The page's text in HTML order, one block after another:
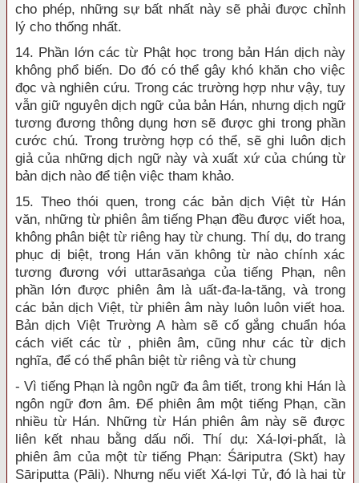
cho phép, những sự bất nhất này sẽ phải được chỉnh
lý cho thống nhất.
14. Phần lớn các từ Phật học trong bản Hán dịch này
không phổ biến. Do đó có thể gây khó khăn cho việc
đọc và nghiên cứu. Trong các trường hợp như vậy, tuy
vẫn giữ nguyên dịch ngữ của bản Hán, nhưng dịch ngữ
tương đương thông dụng hơn sẽ được ghi trong phần
cước chú. Trong trường hợp có thể, sẽ ghi luôn dịch
giả của những dịch ngữ này và xuất xứ của chúng từ
bản dịch nào để tiện việc tham khảo.
15. Theo thói quen, trong các bản dịch Việt từ Hán
văn, những từ phiên âm tiếng Phạn đều được viết hoa,
không phân biệt từ riêng hay từ chung. Thí dụ, do trang
phục dị biệt, trong Hán văn không từ nào chính xác
tương đương với uttarāsaṅga của tiếng Phạn, nên
phần lớn được phiên âm là uất-đa-la-tăng, và trong
các bản dịch Việt, từ phiên âm này luôn luôn viết hoa.
Bản dịch Việt Trường A hàm sẽ cố gắng chuẩn hóa
cách viết các từ , phiên âm, cũng như các từ dịch
nghĩa, để có thể phân biệt từ riêng và từ chung
- Vì tiếng Phạn là ngôn ngữ đa âm tiết, trong khi Hán là
ngôn ngữ đơn âm. Để phiên âm một tiếng Phạn, cần
nhiều từ Hán. Những từ Hán phiên âm này sẽ được
liên kết nhau bằng dấu nối. Thí dụ: Xá-lợi-phất, là
phiên âm của một từ tiếng Phạn: Śāriputra (Skt) hay
Sāriputta (Pāli). Nhưng nếu viết Xá-lợi Tử, đó là hai từ